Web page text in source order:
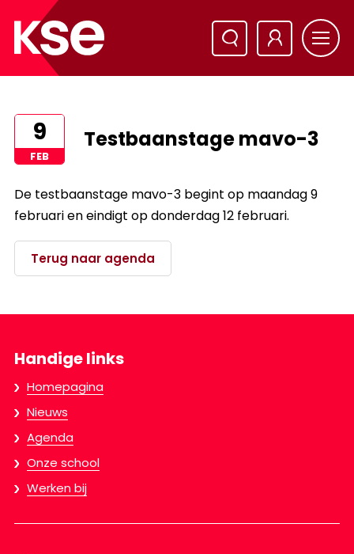
9
FEB
Testbaanstage mavo-3
De testbaanstage mavo-3 begint op maandag 9
februari en eindigt op donderdag 12 februari.
Terug naar agenda
Handige links
Homepagina
Nieuws
Agenda
Onze school
Werken bij